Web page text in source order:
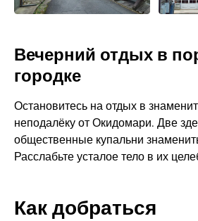
Вечерний отдых в
городке
Остановитесь на отдых в
неподалёку от Окидомари. Две
общественные купальни
Расслабьте усталое тело в их
Как добраться